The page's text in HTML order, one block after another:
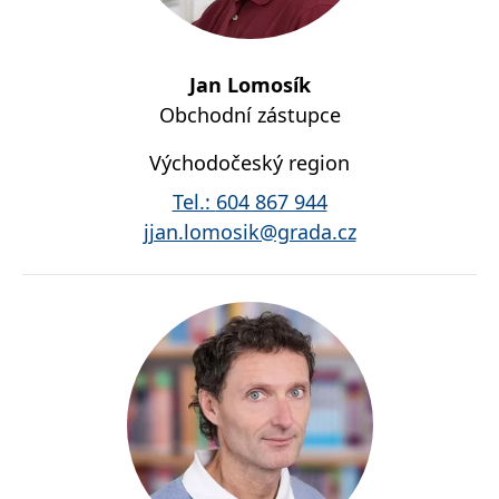
Jan Lomosík
Obchodní zástupce
Východočeský region
Tel.: 604 867 944
jjan.lomosik@grada.cz
koncový uživatel používá
webové stránky a
Corporation
.c.bing.com
první strany společnosti
Microsoft MSN, který
používání webu pro
interní analýzu.
Microsoft
.grada.cz
1 rok
Toto je soubor cookie
Microsoft Bing Ads a je
komunikovat s
uživatelem, který již dříve
navštívil náš web.
Google LLC
.doubleclick.net
15 minut
Tento soubor cookie
nastavuje společnost
DoubleClick (kterou
vlastní společnost
Google), aby zjistila, zda
prohlížeč návštěvníka
webu podporuje